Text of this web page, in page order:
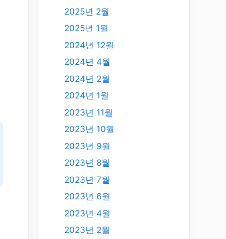
2025년 2월
2025년 1월
2024년 12월
2024년 4월
2024년 2월
2024년 1월
2023년 11월
2023년 10월
2023년 9월
2023년 8월
2023년 7월
2023년 6월
2023년 4월
2023년 2월